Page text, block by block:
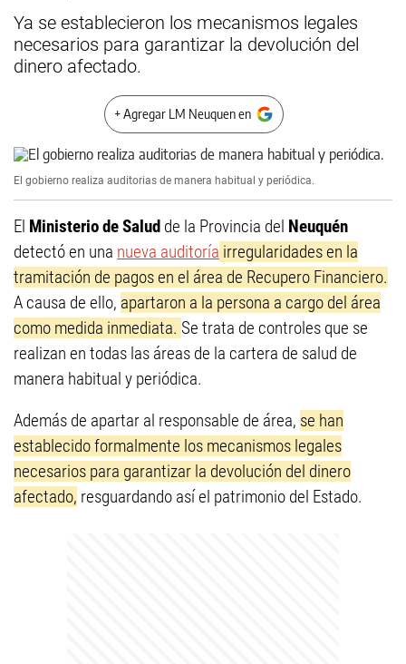
Ya se establecieron los mecanismos legales
necesarios para garantizar la devolución del
dinero afectado.
+ Agregar LM Neuquen en
El gobierno realiza auditorias de manera habitual y periódica.
El Ministerio de Salud de la Provincia del Neuquén
detectó en una nueva auditoría irregularidades en la
tramitación de pagos en el área de Recupero Financiero.
A causa de ello, apartaron a la persona a cargo del área
como medida inmediata. Se trata de controles que se
realizan en todas las áreas de la cartera de salud de
manera habitual y periódica.
Además de apartar al responsable de área, se han
establecido formalmente los mecanismos legales
necesarios para garantizar la devolución del dinero
afectado, resguardando así el patrimonio del Estado.